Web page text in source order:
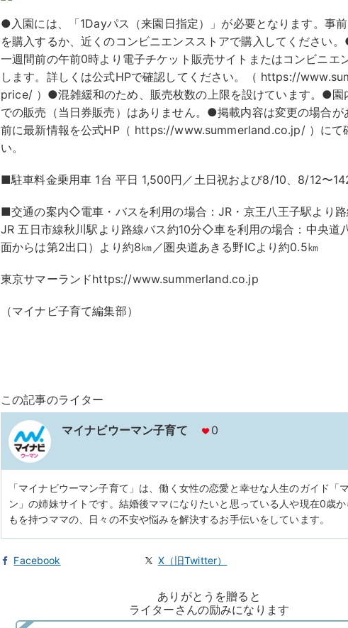
●入園には、「1Dayパス（来園日指定）」が必要となります。事
を購入するか、近くのコンビニエンスストアで購入してください。
一週間前の午前0時より電子チケット販売サイトまたはコンビニエ
します。詳しくは公式HPで確認してください。（ https://
price/ ）●混雑緩和のため、販売枚数の上限を設けています。●園
での販売（当日券販売）はありません。●掲載内容は変更の場合が
前に最新情報を公式HP（ https://www.summerland.co.jp/ ）にて
い。
■駐車料金乗用車 1台 平日 1,500円／土日祝および8/10、8/12〜
■交通の案内◇電車・バスを利用の場合：JR・京王八王子駅より
JR 五日市線秋川駅より路線バス約10分◇車を利用の場合：中央道
面からは第2出口）より約8㎞／圏央道あきる野ICより約0.5㎞
東京サマーランドhttps://www.summerland.co.jp
（マイナビ子育て編集部）
この記事のライター
マイナビウーマン子育て 0
「マイナビウーマン子育て」は、働く女性の恋愛と幸せな人生のガイド「
ン」の姉妹サイトです。結婚後ママになりたいと思っている人や現在0歳
もを持つママの、日々の不安や悩みを解決するお手伝いをしています。
Facebook X（旧Twitter）
ありがとうを贈ると
ライターさんの励みになります